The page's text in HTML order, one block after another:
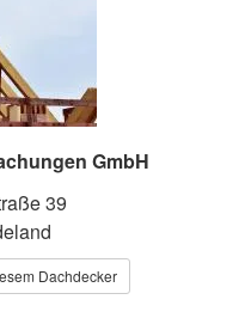
GmbH
39
Dachdecker